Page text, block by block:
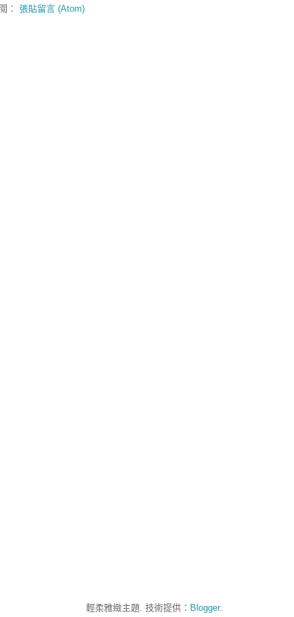
： 張貼留言 (Atom)
輕柔雅緻主題. 技術提供： Blogger.